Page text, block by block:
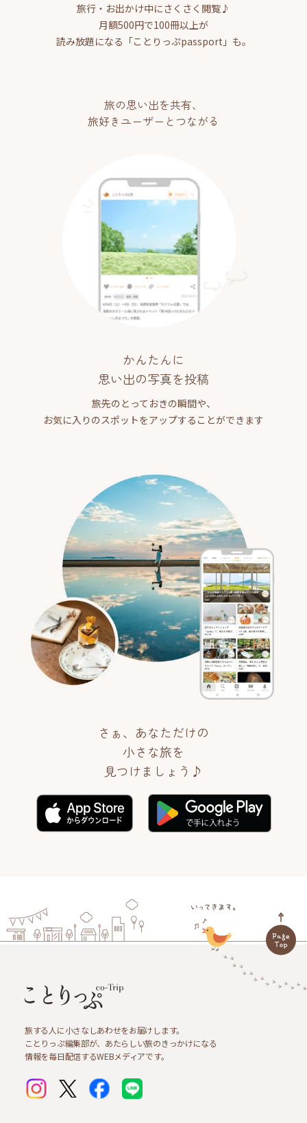
旅行・お出かけ中にさくさく閲覧♪
月額500円で100冊以上が
読み放題になる「ことりっぷpassport」も。
旅の思い出を共有、
旅好きユーザーとつながる
かんたんに
思い出の写真を投稿
旅先のとっておきの瞬間や、
お気に入りのスポットをアップすることができます
さぁ、あなただけの
小さな旅を
見つけましょう♪
旅する人に小さなしあわせをお届けします。
ことりっぷ編集部が、あたらしい旅のきっかけになる
情報を毎日配信するWEBメディアです。